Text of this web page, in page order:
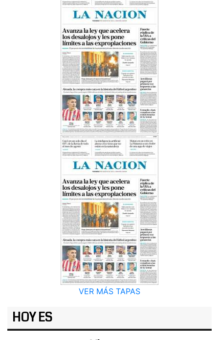
VER MÁS TAPAS
HOY ES